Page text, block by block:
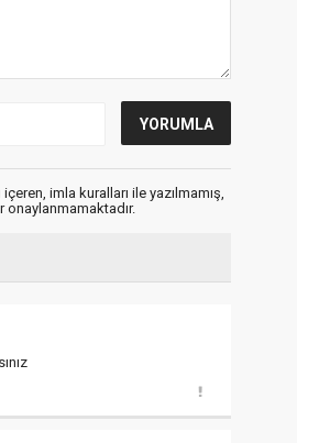
imla kuralları ile yazılmamış,
onaylanmamaktadır.